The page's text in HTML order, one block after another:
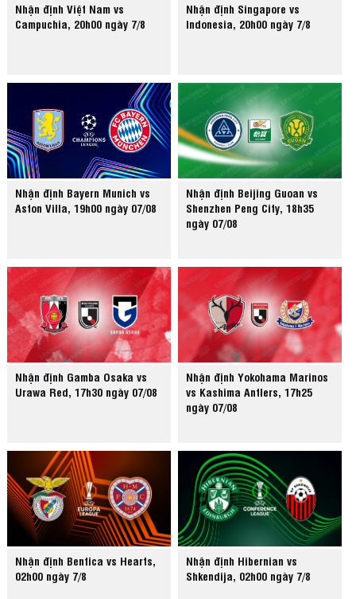
Nhận định Việt Nam vs
Campuchia, 20h00 ngày 7/8
Nhận định Singapore vs
Indonesia, 20h00 ngày 7/8
Nhận định Bayern Munich vs
Aston Villa, 19h00 ngày 07/08
Nhận định Beijing Guoan vs
Shenzhen Peng City, 18h35
ngày 07/08
Nhận định Gamba Osaka vs
Urawa Red, 17h30 ngày 07/08
Nhận định Yokohama Marinos
vs Kashima Antlers, 17h25
ngày 07/08
Nhận định Benfica vs Hearts,
02h00 ngày 7/8
Nhận định Hibernian vs
Shkendija, 02h00 ngày 7/8